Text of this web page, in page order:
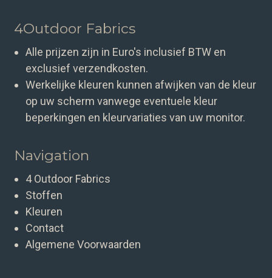
4Outdoor Fabrics
Alle prijzen zijn in Euro's inclusief BTW en
exclusief verzendkosten.
Werkelijke kleuren kunnen afwijken van de kleur
op uw scherm vanwege eventuele kleur
beperkingen en kleurvariaties van uw monitor.
Navigation
4 Outdoor Fabrics
Stoffen
Kleuren
Contact
Algemene Voorwaarden